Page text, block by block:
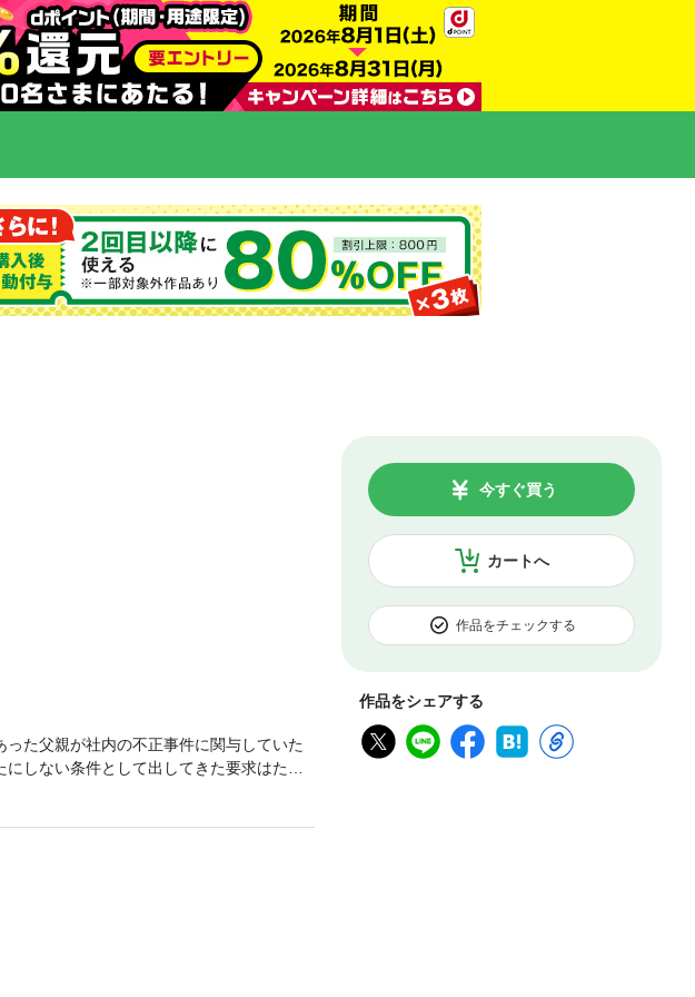
カートへ
今すぐ買う
作品をチェックする
作品をシェアする
た父親が社内の不正事件に関与していた
しない条件として出してきた要求はただ
・・！！学園のアイドル、学園一の不